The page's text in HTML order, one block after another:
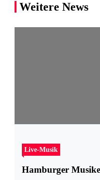
Weitere News
Live-Musik
Hamburger